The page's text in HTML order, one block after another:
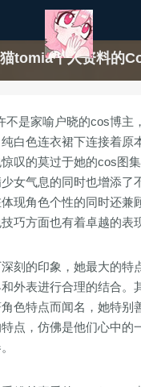
tomia个人资料的
不是家喻户晓的cos博主
白色连衣裙下连接着原
叹的莫过于她的cos图
女气息的同时也增添了
现角色个性的同时还兼
巧方面也有着卓越的表
刻的印象，她最大的特
外表进行合理的结合。
色特点而闻名，她特别
点，仿佛是他们心中的